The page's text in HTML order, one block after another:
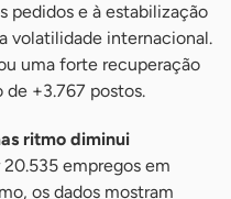
pedidos e à estabilização
volatilidade internacional.
uma forte recuperação
+3.767 postos.
ritmo diminui
empregos em
os dados mostram